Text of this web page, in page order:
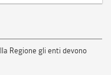
Regione gli enti devono